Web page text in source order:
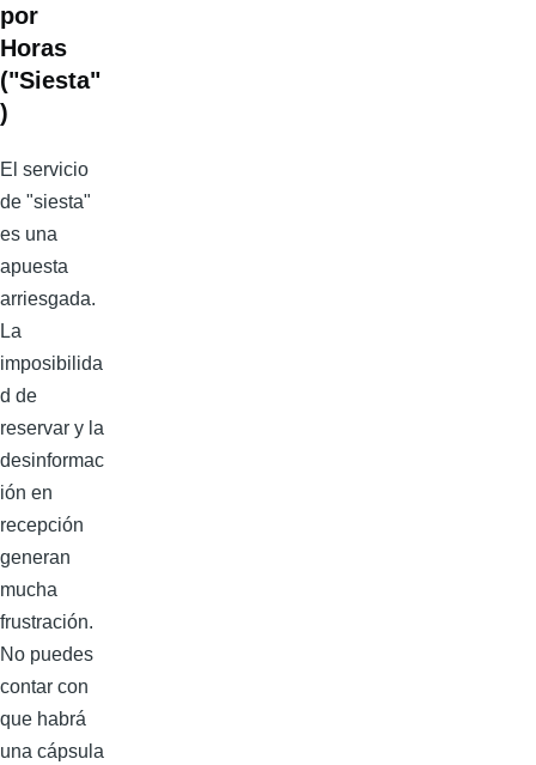
por
Horas
("Siesta"
)
El servicio
de "siesta"
es una
apuesta
arriesgada.
La
imposibilida
d de
reservar y la
desinformac
ión en
recepción
generan
mucha
frustración.
No puedes
contar con
que habrá
una cápsula